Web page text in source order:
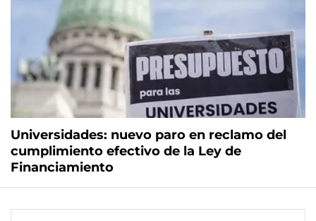
Universidades: nuevo paro en reclamo del
cumplimiento efectivo de la Ley de
Financiamiento